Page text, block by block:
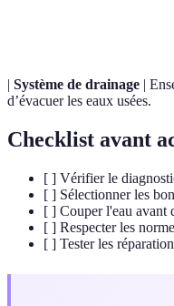
| Système de drainage |
d’évacuer les eaux usées.
Checklist avant
[ ] Vérifier le
[ ] Sélectionner les
[ ] Couper l'eau avant
[ ] Respecter les
[ ] Tester les